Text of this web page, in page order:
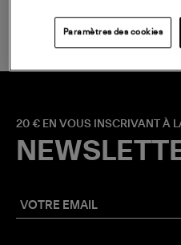
20 € EN VOUS INSCRIVANT À
Paramètres des cookies